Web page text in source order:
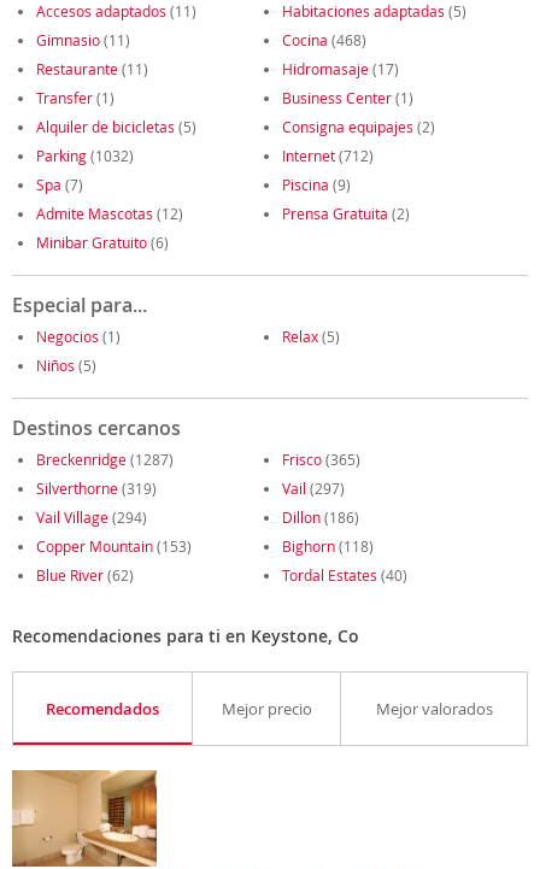
Accesos adaptados (11) Habitaciones adaptadas (5)
Gimnasio(11) Cocina (468)
Restaurante(11) Hidromasaje(17)
Transfer(1) Business Center(1)
Alquiler de bicicletas (5) Consigna equipajes (2)
Parking(1032) Internet(712)
Spa (7) Piscina (9)
Admite Mascotas (12) Prensa Gratuita (2)
Minibar Gratuito(6)
Especial para...
Negocios (1) Relax(5)
Niños (5)
Destinos cercanos
Breckenridge(1287) Frisco(365)
Silverthorne(319) Vail (297)
Vail Village(294) Dillon(186)
Copper Mountain(153) Bighorn(118)
Blue River(62) Tordal Estates (40)
Recomendaciones para ti en Keystone, Co
Recomendados Mejor precio Mejor valorados